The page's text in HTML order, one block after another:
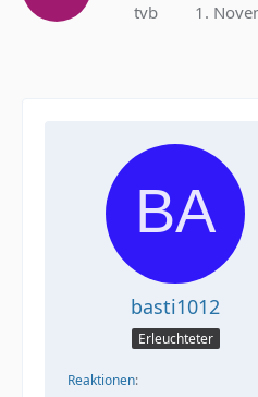
tvb 1.
basti1012
Erleuchteter
Reaktionen